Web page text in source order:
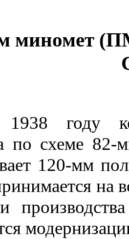
миномет
году
схеме 82-
120-мм
на